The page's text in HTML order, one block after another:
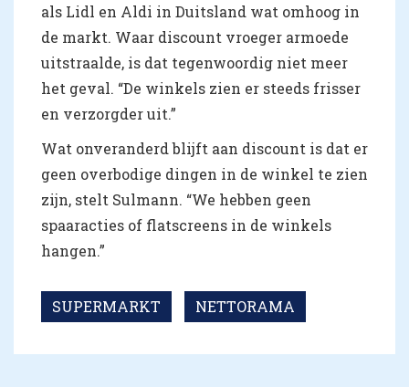
als Lidl en Aldi in Duitsland wat omhoog in
de markt. Waar discount vroeger armoede
uitstraalde, is dat tegenwoordig niet meer
het geval. “De winkels zien er steeds frisser
en verzorgder uit.”
Wat onveranderd blijft aan discount is dat er
geen overbodige dingen in de winkel te zien
zijn, stelt Sulmann. “We hebben geen
spaaracties of flatscreens in de winkels
hangen.”
SUPERMARKT NETTORAMA